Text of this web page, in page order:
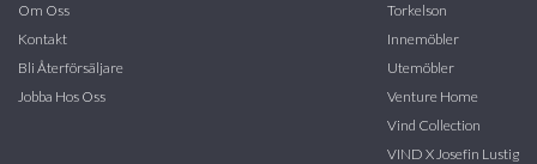
Om Oss
Kontakt
Bli Återförsäljare
Jobba Hos Oss
Torkelson
Innemöbler
Utemöbler
Venture Home
Vind Collection
VIND X Josefin Lustig